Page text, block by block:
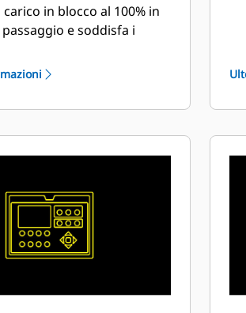
in blocco al 100% in
e soddisfa i
ai requisiti di stato
standard ISO 8528-5